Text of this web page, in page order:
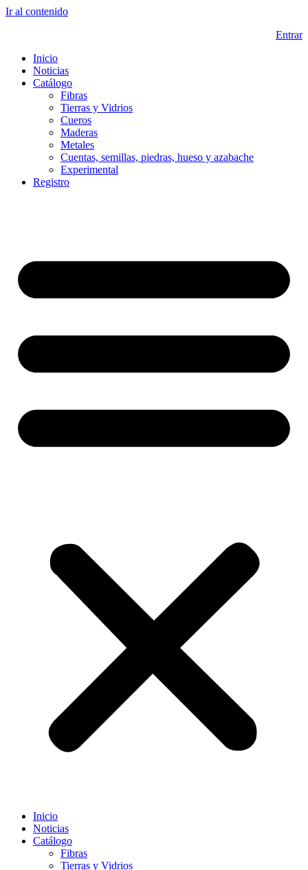
Ir al contenido
Entrar
Inicio
Noticias
Catálogo
Fibras
Tierras y Vidrios
Cueros
Maderas
Metales
Cuentas, semillas, piedras, hueso y azabache
Experimental
Registro
Inicio
Noticias
Catálogo
Fibras
Tierras y Vidrios